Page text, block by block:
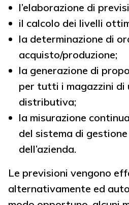
l’elaborazione di
il calcolo dei livelli
la determinazione di
acquisto/produzione;
la generazione di
per tutti i magazzini di
distributiva;
la misurazione
del sistema di
dell’azienda.
Le previsioni vengono
alternativamente ed